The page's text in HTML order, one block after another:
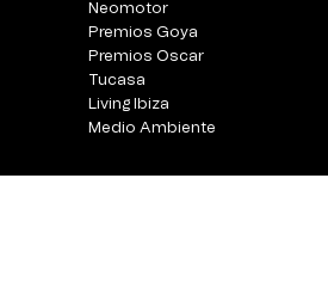
Neomotor
Premios Goya
Premios Oscar
Tucasa
Living Ibiza
Medio Ambiente